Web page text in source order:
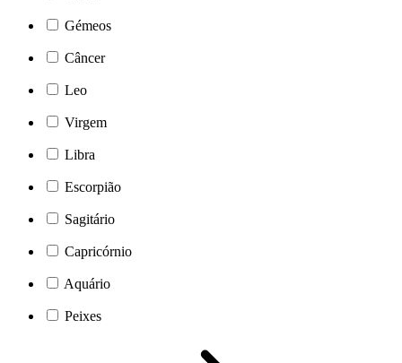
Gémeos
Câncer
Leo
Virgem
Libra
Escorpião
Sagitário
Capricórnio
Aquário
Peixes